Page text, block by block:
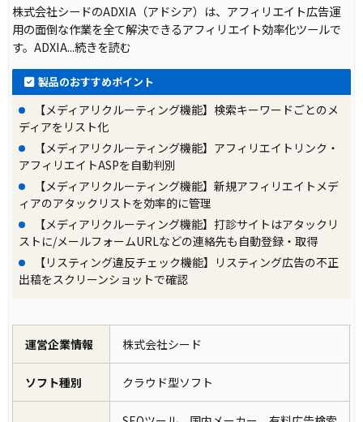
株式会社シードのADXIA（アドシア）は、アフィリエイト広告運
用の面倒な作業を全て解決できるアフィリエイト効率化ツールで
す。ADXIA...続きを読む
製品のおすすめポイント
【メディアリクルーティング機能】検索キーワードごとのメ
ディアをリスト化
【メディアリクルーティング機能】アフィリエイトリンク・
アフィリエイトASPを自動判別
【メディアリクルーティング機能】新規アフィリエイトメデ
ィアのアタックリストを効率的に管理
【メディアリクルーティング機能】打診サイトはアタックリ
ストに/メールフォームURLなどの連絡先も自動登録・取得
【リスティング違反チェック機能】リスティング広告の不正
出稿をスクリーンショットで確認
運営企業情報 株式会社シード
ソフト種別 クラウド型ソフト